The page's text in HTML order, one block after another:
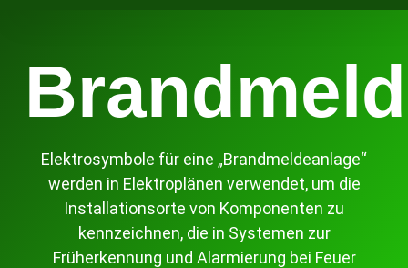
Elektrosymbole für eine „Brandmeldeanlage“
werden in Elektroplänen verwendet, um die
Installationsorte von Komponenten zu
kennzeichnen, die in Systemen zur
Früherkennung und Alarmierung bei Feuer